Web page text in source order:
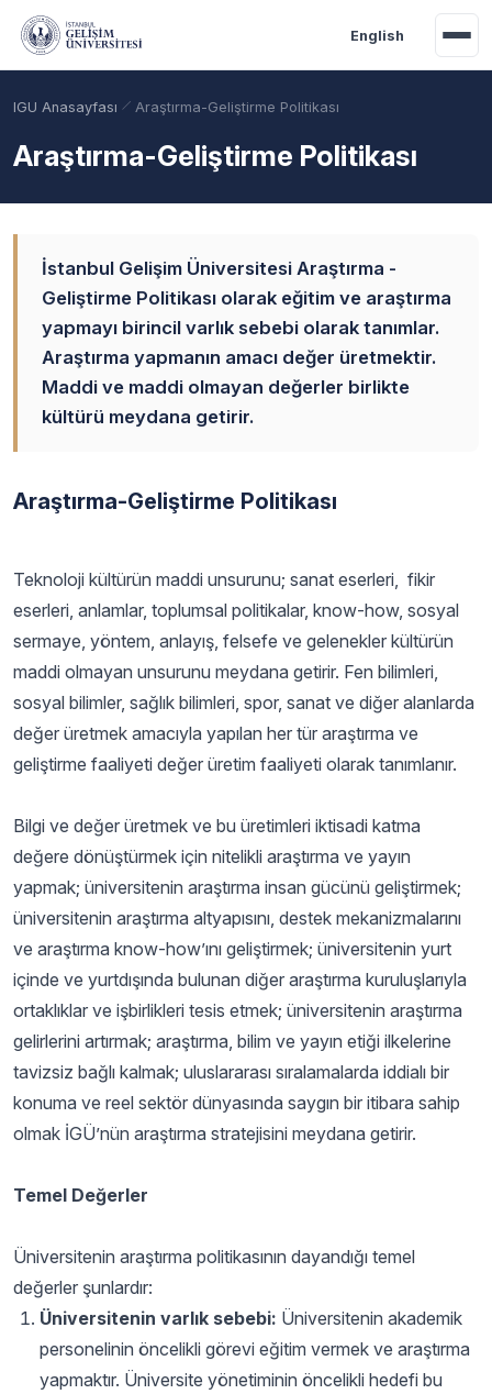
Ana içeriğe geç
English
IGU Anasayfası Araştırma-Geliştirme Politikası
Araştırma-Geliştirme Politikası
İstanbul Gelişim Üniversitesi Araştırma -
Geliştirme Politikası olarak eğitim ve araştırma
yapmayı birincil varlık sebebi olarak tanımlar.
Araştırma yapmanın amacı değer üretmektir.
Maddi ve maddi olmayan değerler birlikte
kültürü meydana getirir.
Araştırma-Geliştirme Politikası
Teknoloji kültürün maddi unsurunu; sanat eserleri, fikir
eserleri, anlamlar, toplumsal politikalar, know-how, sosyal
sermaye, yöntem, anlayış, felsefe ve gelenekler kültürün
maddi olmayan unsurunu meydana getirir. Fen bilimleri,
sosyal bilimler, sağlık bilimleri, spor, sanat ve diğer alanlarda
değer üretmek amacıyla yapılan her tür araştırma ve
geliştirme faaliyeti değer üretim faaliyeti olarak tanımlanır.
Bilgi ve değer üretmek ve bu üretimleri iktisadi katma
değere dönüştürmek için nitelikli araştırma ve yayın
yapmak; üniversitenin araştırma insan gücünü geliştirmek;
üniversitenin araştırma altyapısını, destek mekanizmalarını
ve araştırma know-how’ını geliştirmek; üniversitenin yurt
içinde ve yurtdışında bulunan diğer araştırma kuruluşlarıyla
ortaklıklar ve işbirlikleri tesis etmek; üniversitenin araştırma
gelirlerini artırmak; araştırma, bilim ve yayın etiği ilkelerine
tavizsiz bağlı kalmak; uluslararası sıralamalarda iddialı bir
konuma ve reel sektör dünyasında saygın bir itibara sahip
olmak İGÜ’nün araştırma stratejisini meydana getirir.
Temel Değerler
Üniversitenin araştırma politikasının dayandığı temel
değerler şunlardır:
Üniversitenin varlık sebebi: Üniversitenin akademik
personelinin öncelikli görevi eğitim vermek ve araştırma
yapmaktır. Üniversite yönetiminin öncelikli hedefi bu